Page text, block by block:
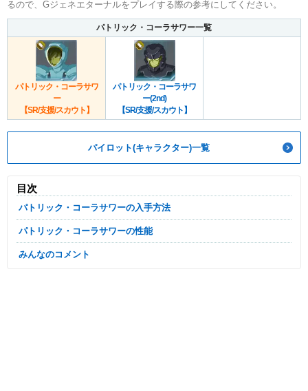
るので、Gジェネエターナルをプレイする際の参考にしてください。
パトリック・コーラサワー一覧
パトリック・コーラサワ
ー
【SR/支援/スカウト】
パトリック・コーラサワ
ー(2nd)
【SR/支援/スカウト】
パイロット(キャラクター)一覧
目次
パトリック・コーラサワーの入手方法
パトリック・コーラサワーの性能
みんなのコメント